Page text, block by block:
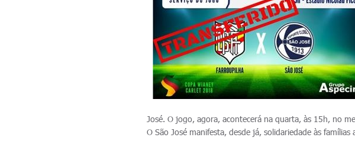
José. O jogo, agora, acontecerá na quarta, às 15h, no
O São José manifesta, desde já, solidariedade às